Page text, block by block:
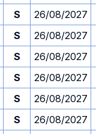
S 26/08/2027
S 26/08/2027
S 26/08/2027
S 26/08/2027
S 26/08/2027
S 26/08/2027